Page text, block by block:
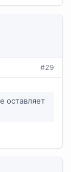
#29
оставляет